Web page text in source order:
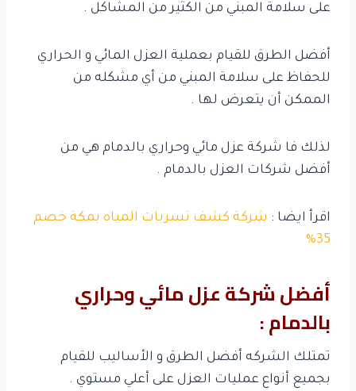
على سلامة المبني من الكثير من المشاكل .
أفضل الطرق للقيام بعملية العزل المائي و الحراري
للحفاظ على سلامة المبني من أي مشكله من
الممكن أن يتعرض لها .
لذلك فا شركة عزل مائي وحراري بالدمام هي من
أفضل شركات العزل بالدمام .
اقرأ ايضا : شركة كشف تسربات المياه بمكة خصم
35%
أفضل شركة عزل مائي وحراري
بالدمام :
تمتلك الشركه أفضل الطرق و الأساليب للقيام
بجميع أنواع عمليات العزل على أعلي مستوي .